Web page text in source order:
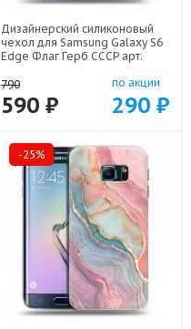
Дизайнерский силиконовый
чехол для Samsung Galaxy S6
Edge Флаг Герб СССР арт:
790
590 ₽
по акции
290 ₽
-25%